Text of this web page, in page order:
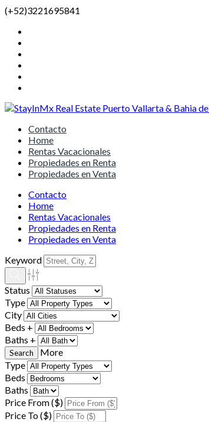
(+52)3221695841
Contacto
Home
Rentas Vacacionales
Propiedades en Renta
Propiedades en Venta
Contacto
Home
Rentas Vacacionales
Propiedades en Renta
Propiedades en Venta
Keyword
Status
Type
City
Beds +
Baths +
More
Type
Beds
Baths
Price From ($)
Price To ($)